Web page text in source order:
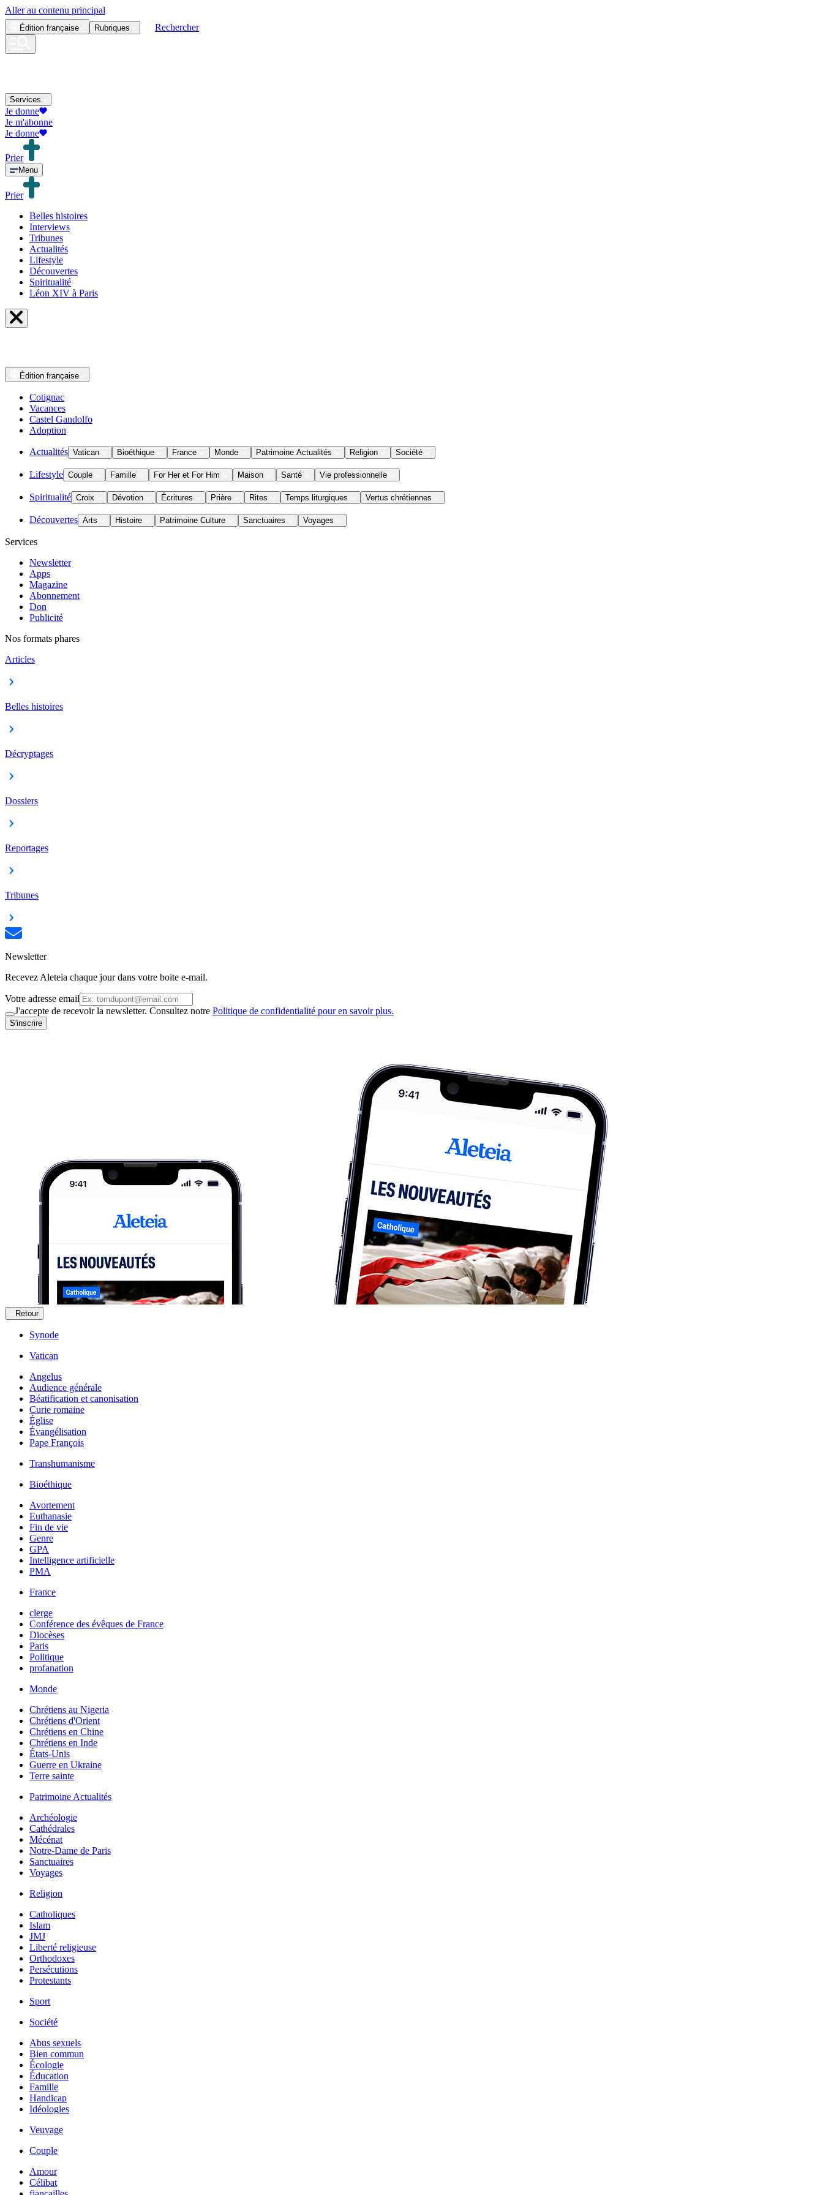
Aller au contenu principal
Édition française Rubriques Rechercher
Services
Je donne
Je m'abonne
Je donne
Prier
Menu
Prier
Belles histoires
Interviews
Tribunes
Actualités
Lifestyle
Découvertes
Spiritualité
Léon XIV à Paris
Édition française
Cotignac
Vacances
Castel Gandolfo
Adoption
Actualités Vatican Bioéthique France Monde Patrimoine Actualités Religion Société
Lifestyle Couple Famille For Her et For Him Maison Santé Vie professionnelle
Spiritualité Croix Dévotion Écritures Prière Rites Temps liturgiques Vertus chrétiennes
Découvertes Arts Histoire Patrimoine Culture Sanctuaires Voyages
Services
Newsletter
Apps
Magazine
Abonnement
Don
Publicité
Nos formats phares
Articles
Belles histoires
Décryptages
Dossiers
Reportages
Tribunes
Newsletter
Recevez Aleteia chaque jour dans votre boite e-mail.
Votre adresse email
J'accepte de recevoir la newsletter. Consultez notre Politique de confidentialité pour en savoir plus.
S'inscrire
Retour
Synode
Vatican
Angelus
Audience générale
Béatification et canonisation
Curie romaine
Église
Évangélisation
Pape François
Transhumanisme
Bioéthique
Avortement
Euthanasie
Fin de vie
Genre
GPA
Intelligence artificielle
PMA
France
clerge
Conférence des évêques de France
Diocèses
Paris
Politique
profanation
Monde
Chrétiens au Nigeria
Chrétiens d'Orient
Chrétiens en Chine
Chrétiens en Inde
États-Unis
Guerre en Ukraine
Terre sainte
Patrimoine Actualités
Archéologie
Cathédrales
Mécénat
Notre-Dame de Paris
Sanctuaires
Voyages
Religion
Catholiques
Islam
JMJ
Liberté religieuse
Orthodoxes
Persécutions
Protestants
Sport
Société
Abus sexuels
Bien commun
Écologie
Éducation
Famille
Handicap
Idéologies
Veuvage
Couple
Amour
Célibat